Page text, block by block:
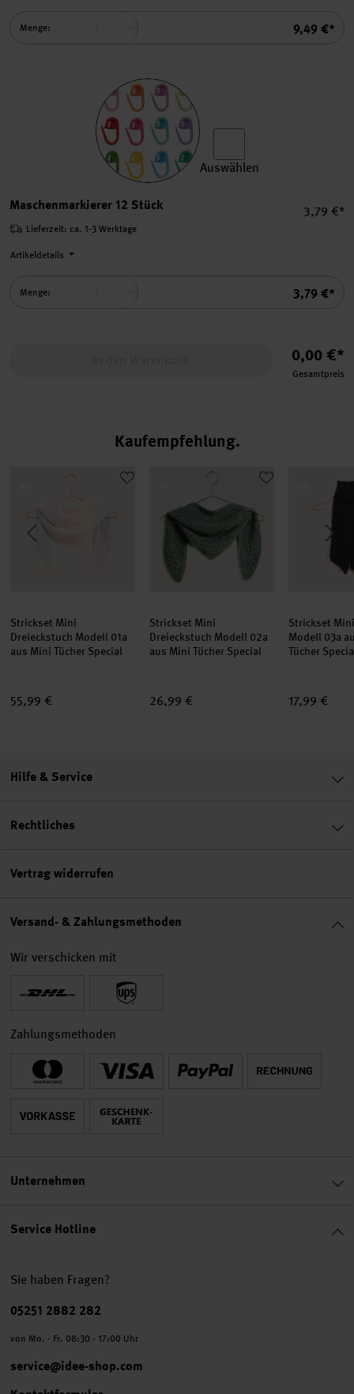
Summe
9,49 €*
Menge:
Auswählen
Maschenmarkierer 12 Stück
3,79 €*
Summe
3,79 €*
Lieferzeit: ca. 1-3 Werktage
Artikeldetails
Menge:
0,00 €*
Gesamtpreis
Kaufempfehlung
aus Mini Tücher Special
Strickset Mini Dreieckstuch Modell 01a aus Mini Tücher Special
Strickset Mini
Dreieckstuch Modell 01a
aus Mini Tücher Special
55,99 €
Strickset Mini Dreieckstuch Modell
Strickset Mini
Dreieckstuch Modell 02a
aus Mini Tücher Special
26,99 €
Strickset
Modell 03a
Tücher
17,99 €
Service Hotline
Sie haben Fragen?
Telefonnummer
05251 2882 282
von Mo. - Fr. 08:30 - 17:00 Uhr
service@idee-shop.com
Hilfe & Service
Rechtliches
Vertrag widerrufen
Versand- & Zahlungsmethoden
Wir verschicken mit
Zahlungsmethoden
Unternehmen